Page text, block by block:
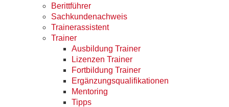
Berittführer
Sachkundenachweis
Trainerassistent
Trainer
Ausbildung Trainer
Lizenzen Trainer
Fortbildung Trainer
Ergänzungsqualifikationen
Mentoring
Tipps